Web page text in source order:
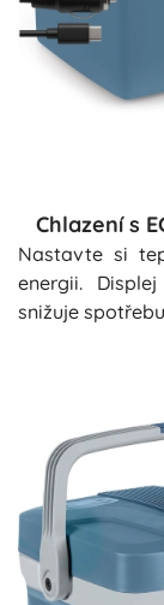
Chlazení s
Nastavte si
energii.
snižuje